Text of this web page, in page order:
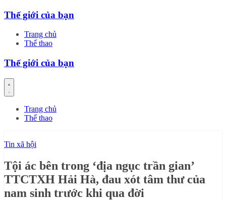
Skip
content
Thế giới của bạn
Trang chủ
Thể thao
Thế giới của bạn
Trang chủ
Thể thao
Tin xã hội
Tội ác bên trong ‘địa ngục trần gian’
TTCTXH Hải Hà, đau xót tâm thư của
nam sinh trước khi qua đời